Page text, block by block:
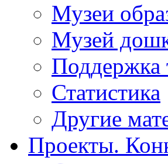
Музеи
Музей
Поддержка
Статистика
Другие
Проекты.